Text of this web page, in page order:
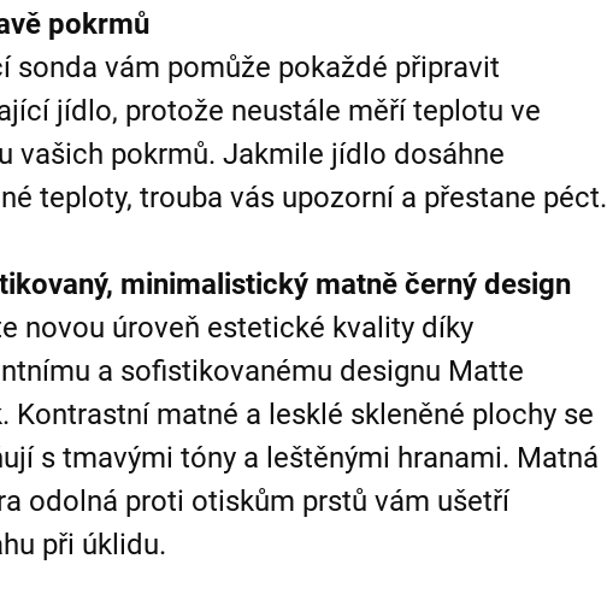
pokrmů
sonda vám pomůže pokaždé připravit
jídlo, protože neustále měří teplotu ve
vašich pokrmů. Jakmile jídlo dosáhne
teploty, trouba vás upozorní a přestane péct.
minimalistický matně černý design
novou úroveň estetické kvality díky
a sofistikovanému designu Matte
Kontrastní matné a lesklé skleněné plochy se
s tmavými tóny a leštěnými hranami. Matná
odolná proti otiskům prstů vám ušetří
při úklidu.